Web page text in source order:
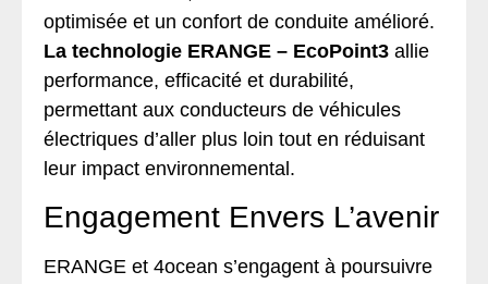
optimisée et un confort de conduite amélioré.
La technologie ERANGE – EcoPoint3 allie
performance, efficacité et durabilité,
permettant aux conducteurs de véhicules
électriques d’aller plus loin tout en réduisant
leur impact environnemental.
Engagement Envers L’avenir
ERANGE et 4ocean s’engagent à poursuivre